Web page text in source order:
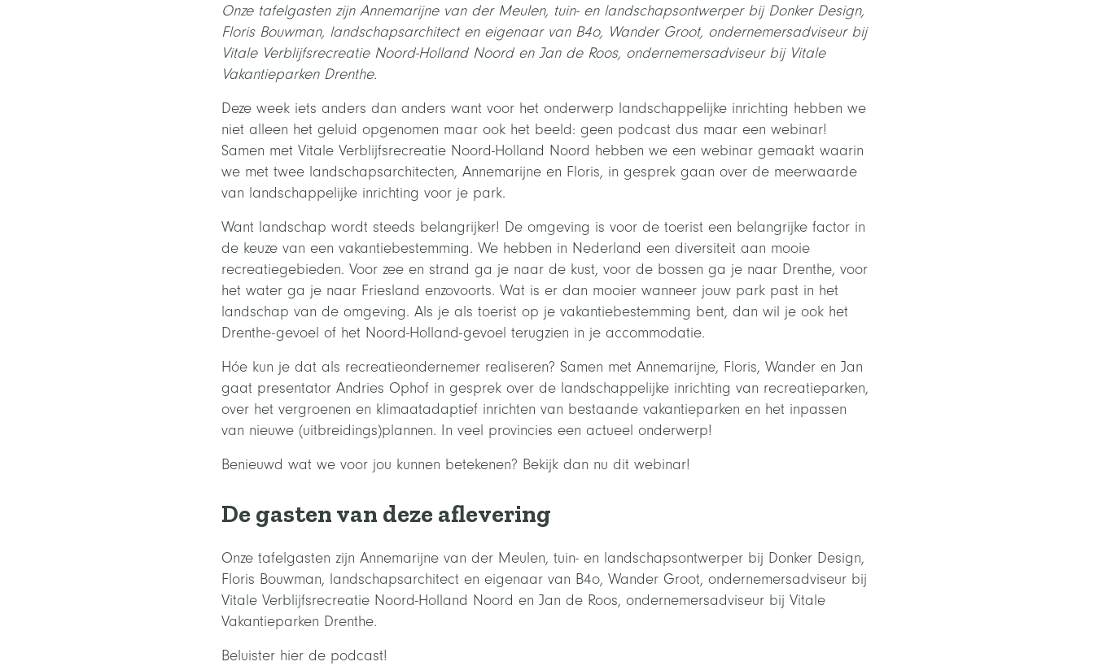
Onze tafelgasten zijn Annemarijne van der Meulen, tuin- en landschapsontwerper bij Donker Design,
Floris Bouwman, landschapsarchitect en eigenaar van B4o, Wander Groot, ondernemersadviseur bij
Vitale Verblijfsrecreatie Noord-Holland Noord en Jan de Roos, ondernemersadviseur bij Vitale
Vakantieparken Drenthe.
Deze week iets anders dan anders want voor het onderwerp landschappelijke inrichting hebben we
niet alleen het geluid opgenomen maar ook het beeld: geen podcast dus maar een webinar!
Samen met Vitale Verblijfsrecreatie Noord-Holland Noord hebben we een webinar gemaakt waarin
we met twee landschapsarchitecten, Annemarijne en Floris, in gesprek gaan over de meerwaarde
van landschappelijke inrichting voor je park.
Want landschap wordt steeds belangrijker! De omgeving is voor de toerist een belangrijke factor in
de keuze van een vakantiebestemming. We hebben in Nederland een diversiteit aan mooie
recreatiegebieden. Voor zee en strand ga je naar de kust, voor de bossen ga je naar Drenthe, voor
het water ga je naar Friesland enzovoorts. Wat is er dan mooier wanneer jouw park past in het
landschap van de omgeving. Als je als toerist op je vakantiebestemming bent, dan wil je ook het
Drenthe-gevoel of het Noord-Holland-gevoel terugzien in je accommodatie.
Hóe kun je dat als recreatieondernemer realiseren? Samen met Annemarijne, Floris, Wander en Jan
gaat presentator Andries Ophof in gesprek over de landschappelijke inrichting van recreatieparken,
over het vergroenen en klimaatadaptief inrichten van bestaande vakantieparken en het inpassen
van nieuwe (uitbreidings)plannen. In veel provincies een actueel onderwerp!
Benieuwd wat we voor jou kunnen betekenen? Bekijk dan nu dit webinar!
De gasten van deze aflevering
Onze tafelgasten zijn Annemarijne van der Meulen, tuin- en landschapsontwerper bij Donker Design,
Floris Bouwman, landschapsarchitect en eigenaar van B4o, Wander Groot, ondernemersadviseur bij
Vitale Verblijfsrecreatie Noord-Holland Noord en Jan de Roos, ondernemersadviseur bij Vitale
Vakantieparken Drenthe.
Beluister hier de podcast!